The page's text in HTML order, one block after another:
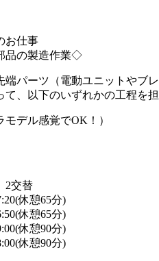
お仕事
品の製造作業◇
端パーツ（電動ユニットやブ
て、以下のいずれかの工程を担
モデル感覚でOK！）
2交替
休憩65分)
休憩65分)
休憩90分)
休憩90分)